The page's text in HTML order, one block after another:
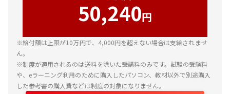
用語集
補足資料・副教材
受講ガイド
戦略立案編
過去問一問一答演習 -
eライブスタディ ○ ○ ○
チェックテスト ○ - ○
50,240円
※給付額は上限が10万円で、4,000円を超えない場合は支給されませ
ん。
※制度が適用されるのは送料を除いた受講料のみです。試験の受験料
や、eラーニング利用のために購入したパソコン、教材以外で別途購入
した参考書の購入費などは制度の対象になりません。